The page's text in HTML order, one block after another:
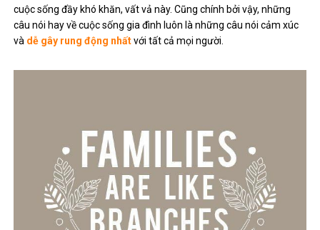
cuộc sống đầy khó khăn, vất vả này. Cũng chính bởi vậy, những
câu nói hay về cuộc sống gia đình luôn là những câu nói cảm xúc
và dễ gây rung động nhấtvới tất cả mọi người.